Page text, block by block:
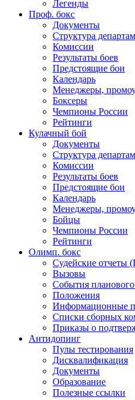
Легенды
Проф. бокс
Документы
Структура
Комиссии
Результаты боев
Предстоящие бои
Календарь
Менеджеры,
Боксеры
Чемпионы России
Рейтинги
Кулачный бой
Документы
Структура
Комиссии
Результаты боев
Предстоящие бои
Календарь
Менеджеры,
Бойцы
Чемпионы России
Рейтинги
Олимп. бокс
Судейские отчеты
Вызовы
События планового
Положения
Информационные
Списки сборных
Приказы о
Антидопинг
Пулы тестирования
Дисквалификация
Документы
Образование
Полезные ссылки